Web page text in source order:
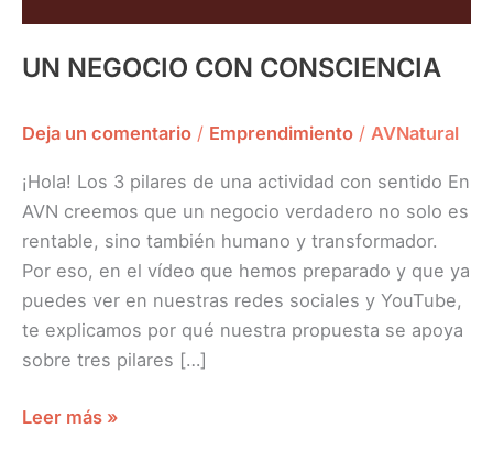
UN NEGOCIO CON CONSCIENCIA
Deja un comentario / Emprendimiento / AVNatural
¡Hola! Los 3 pilares de una actividad con sentido En
AVN creemos que un negocio verdadero no solo es
rentable, sino también humano y transformador.
Por eso, en el vídeo que hemos preparado y que ya
puedes ver en nuestras redes sociales y YouTube,
te explicamos por qué nuestra propuesta se apoya
sobre tres pilares […]
Leer más »